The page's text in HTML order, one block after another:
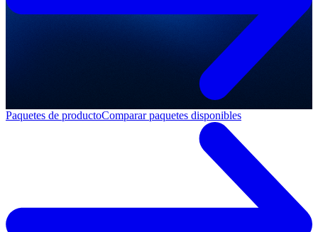
Paquetes de productoComparar paquetes disponibles